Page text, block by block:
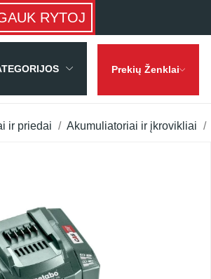
RYTOJ
Prekių Ženklai
ir priedai Akumuliatoriai ir įkrovikliai